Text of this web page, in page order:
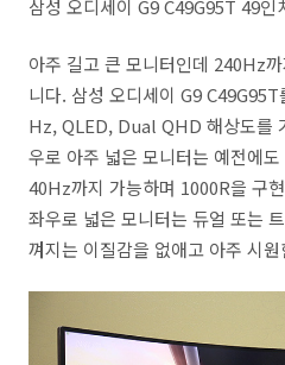
삼성 오디세이 G9 C49G95T 49
아주 길고 큰 모니터인데 240Hz
니다. 삼성 오디세이 G9
Hz, QLED, Dual QHD 해상도를
우로 아주 넓은 모니터는 예전에
40Hz까지 가능하며 1000R을 구
좌우로 넓은 모니터는 듀얼 또는
껴지는 이질감을 없애고 아주 시